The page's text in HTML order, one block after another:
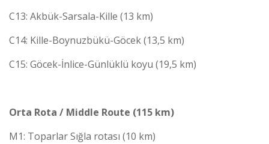
C13: Akbük-Sarsala-Kille (13 km)
C14: Kille-Boynuzbükü-Göcek (13,5 km)
C15: Göcek-İnlice-Günlüklü koyu (19,5 km)
Orta Rota / Middle Route (115 km)
M1: Toparlar Sığla rotası (10 km)